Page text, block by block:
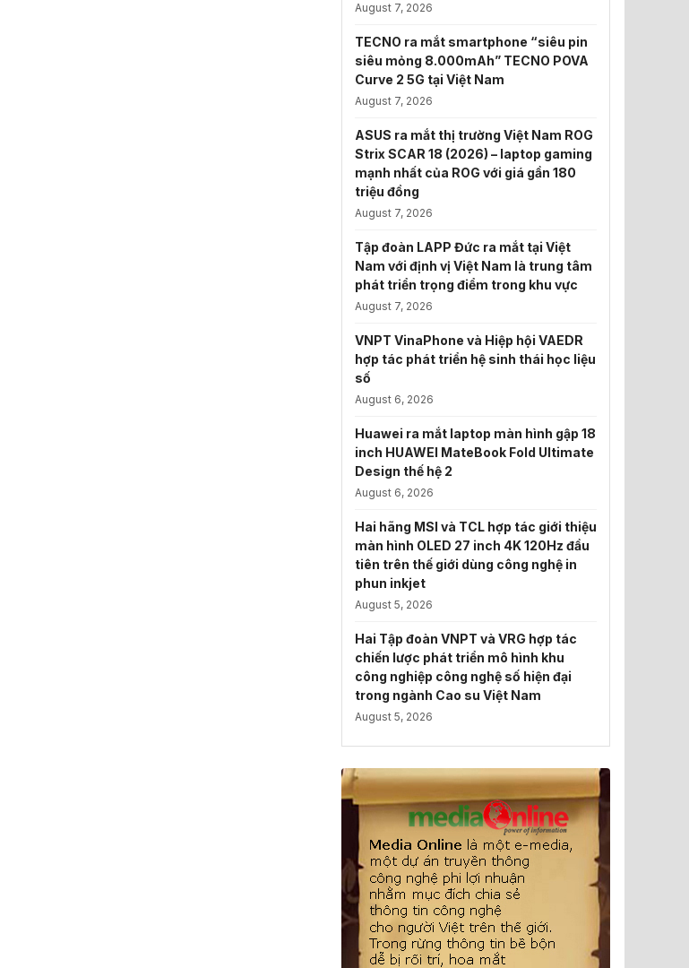
August 7, 2026
TECNO ra mắt smartphone “siêu pin
siêu mỏng 8.000mAh” TECNO POVA
Curve 2 5G tại Việt Nam
August 7, 2026
ASUS ra mắt thị trường Việt Nam ROG
Strix SCAR 18 (2026) – laptop gaming
mạnh nhất của ROG với giá gần 180
triệu đồng
August 7, 2026
Tập đoàn LAPP Đức ra mắt tại Việt
Nam với định vị Việt Nam là trung tâm
phát triển trọng điểm trong khu vực
August 7, 2026
VNPT VinaPhone và Hiệp hội VAEDR
hợp tác phát triển hệ sinh thái học liệu
số
August 6, 2026
Huawei ra mắt laptop màn hình gập 18
inch HUAWEI MateBook Fold Ultimate
Design thế hệ 2
August 6, 2026
Hai hãng MSI và TCL hợp tác giới thiệu
màn hình OLED 27 inch 4K 120Hz đầu
tiên trên thế giới dùng công nghệ in
phun inkjet
August 5, 2026
Hai Tập đoàn VNPT và VRG hợp tác
chiến lược phát triển mô hình khu
công nghiệp công nghệ số hiện đại
trong ngành Cao su Việt Nam
August 5, 2026